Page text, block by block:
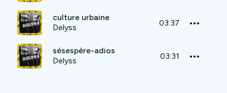
culture urbaine
Delyss
03:37
sésespère-adios
Delyss
03:31